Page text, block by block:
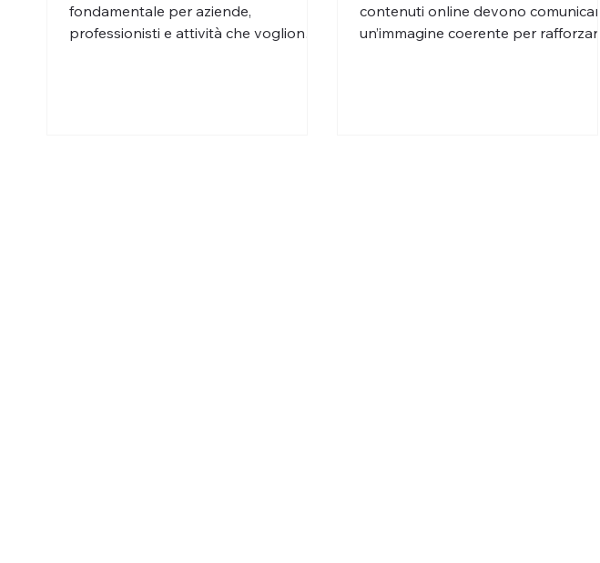
fondamentale per aziende,
professionisti e attività che vogliono
contenuti online devono comunicare
un’immagine coerente per rafforzare